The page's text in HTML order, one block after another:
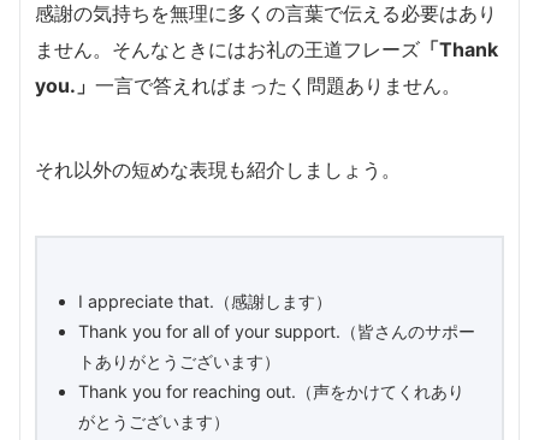
感謝の気持ちを無理に多くの言葉で伝える必要はあり
ません。そんなときにはお礼の王道フレーズ 「Thank
you.」 一言で答えればまったく問題ありません。
それ以外の短めな表現も紹介しましょう。
I appreciate that.（感謝します）
Thank you for all of your support.（皆さんのサポー
トありがとうございます）
Thank you for reaching out.（声をかけてくれあり
がとうございます）